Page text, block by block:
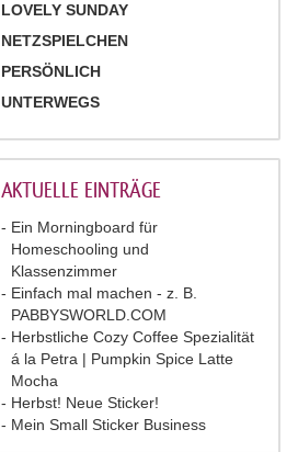
LOVELY SUNDAY
NETZSPIELCHEN
PERSÖNLICH
UNTERWEGS
AKTUELLE EINTRÄGE
Ein Morningboard für
Homeschooling und
Klassenzimmer
Einfach mal machen - z. B.
PABBYSWORLD.COM
Herbstliche Cozy Coffee Spezialität
á la Petra | Pumpkin Spice Latte
Mocha
Herbst! Neue Sticker!
Mein Small Sticker Business